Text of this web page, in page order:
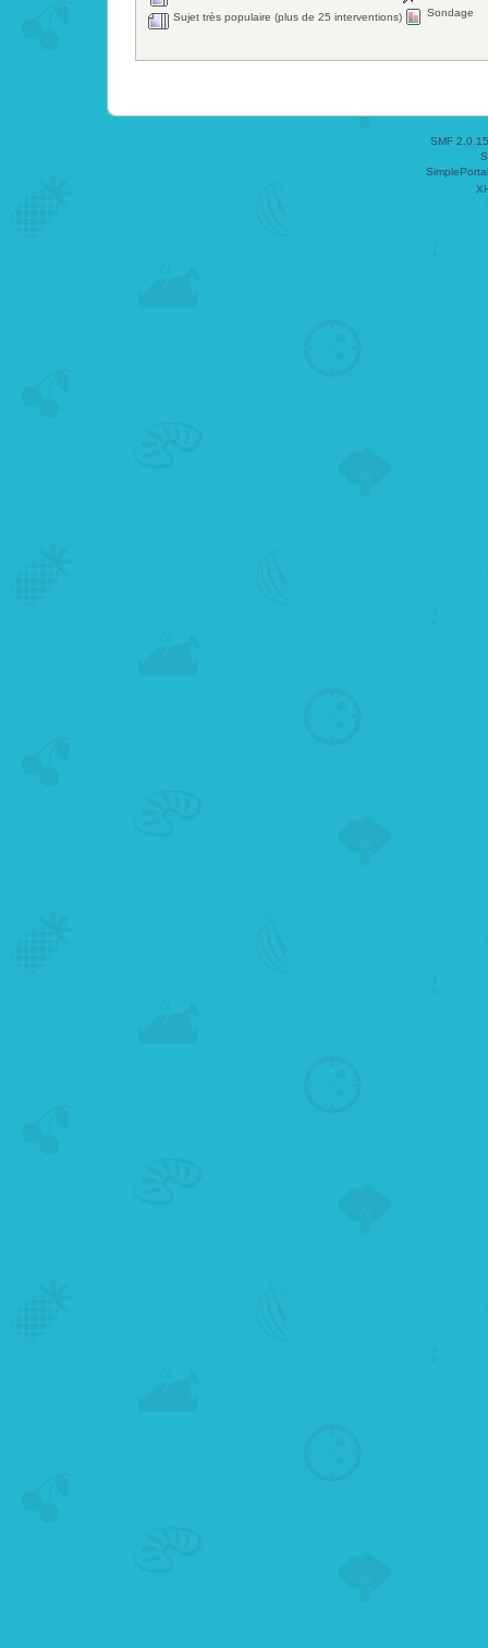
Sujet très populaire (plus de 25 interventions)
Sondage
SMF 2.0.15